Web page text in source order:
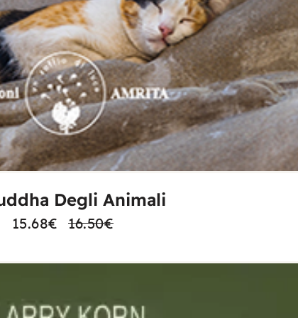
AGGIUNGI AL CARRELLO
Degli Animali
16.50€
15.68€